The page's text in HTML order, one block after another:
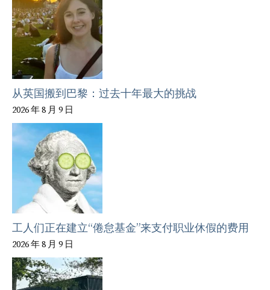
从英国搬到巴黎：过去十年最大的挑战
2026 年 8 月 9 日
工人们正在建立“倦怠基金”来支付职业休假的费用
2026 年 8 月 9 日